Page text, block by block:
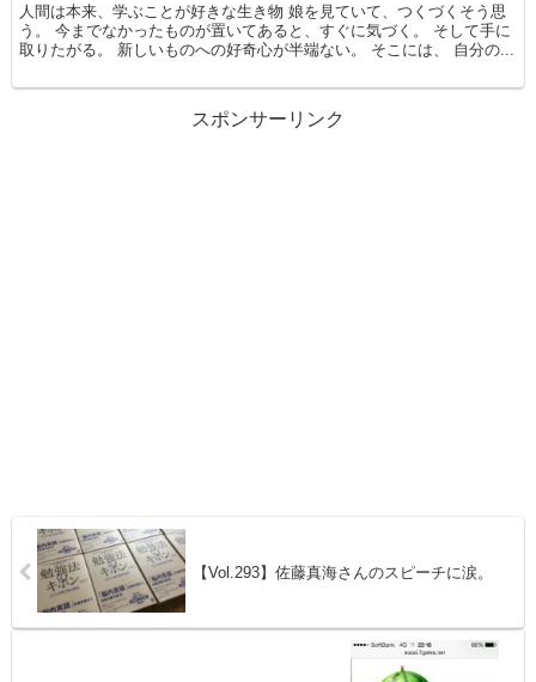
人間は本来、学ぶことが好きな生き物 娘を見ていて、つくづくそう思
う。 今までなかったものが置いてあると、すぐに気づく。 そして手に
取りたがる。 新しいものへの好奇心が半端ない。 そこには、 自分の...
スポンサーリンク
【Vol.293】佐藤真海さんのスピーチに涙。